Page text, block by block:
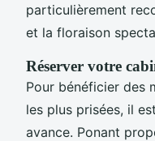
particulièrement
et la floraison
Réserver votre
Pour bénéficier des
les plus prisées, il
avance. Ponant